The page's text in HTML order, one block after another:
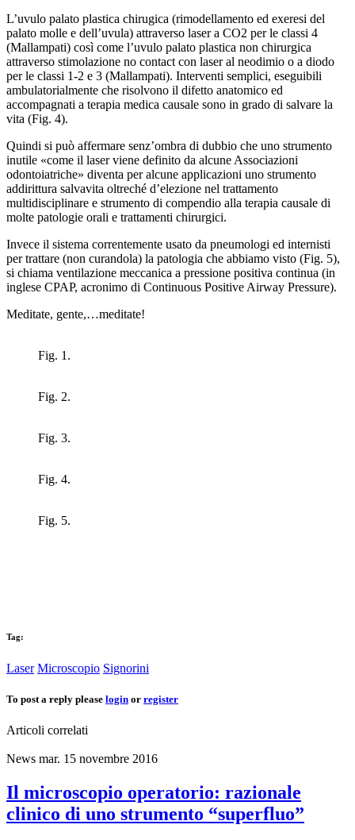
L’uvulo palato plastica chirugica (rimodellamento ed exeresi del
palato molle e dell’uvula) attraverso laser a CO2 per le classi 4
(Mallampati) così come l’uvulo palato plastica non chirurgica
attraverso stimolazione no contact con laser al neodimio o a diodo
per le classi 1-2 e 3 (Mallampati). Interventi semplici, eseguibili
ambulatorialmente che risolvono il difetto anatomico ed
accompagnati a terapia medica causale sono in grado di salvare la
vita (Fig. 4).
Quindi si può affermare senz’ombra di dubbio che uno strumento
inutile «come il laser viene definito da alcune Associazioni
odontoiatriche» diventa per alcune applicazioni uno strumento
addirittura salvavita oltreché d’elezione nel trattamento
multidisciplinare e strumento di compendio alla terapia causale di
molte patologie orali e trattamenti chirurgici.
Invece il sistema correntemente usato da pneumologi ed internisti
per trattare (non curandola) la patologia che abbiamo visto (Fig. 5),
si chiama ventilazione meccanica a pressione positiva continua (in
inglese CPAP, acronimo di Continuous Positive Airway Pressure).
Meditate, gente,…meditate!
Fig. 1.
Fig. 2.
Fig. 3.
Fig. 4.
Fig. 5.
Tag:
Laser Microscopio Signorini
To post a reply please login or register
Articoli correlati
News mar. 15 novembre 2016
Il microscopio operatorio: razionale
clinico di uno strumento “superfluo”